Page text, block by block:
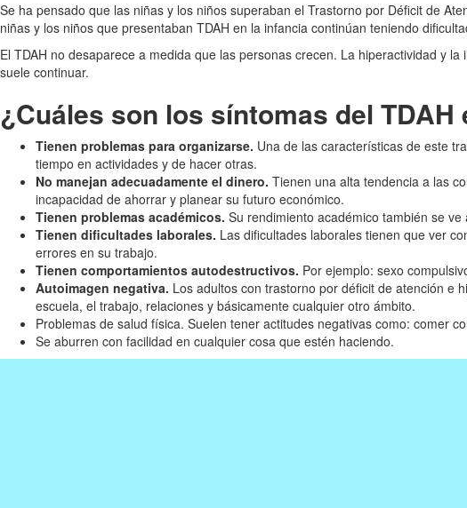
Se ha pensado que las niñas y los niños superaban el Trastorno por Déficit de
niñas y los niños que presentaban TDAH en la infancia continúan teniendo
El TDAH no desaparece a medida que las personas crecen. La hiperactividad y
suele continuar.
¿Cuáles son los síntomas del TDAH
Tienen problemas para organizarse. Una de las características de este
tiempo en actividades y de hacer otras.
No manejan adecuadamente el dinero. Tienen una alta tendencia a las
incapacidad de ahorrar y planear su futuro económico.
Tienen problemas académicos. Su rendimiento académico también se
Tienen dificultades laborales. Las dificultades laborales tienen que ver
errores en su trabajo.
Tienen comportamientos autodestructivos. Por ejemplo: sexo
Autoimagen negativa. Los adultos con trastorno por déficit de atención e
escuela, el trabajo, relaciones y básicamente cualquier otro ámbito.
Problemas de salud física. Suelen tener actitudes negativas como: comer
Se aburren con facilidad en cualquier cosa que estén haciendo.